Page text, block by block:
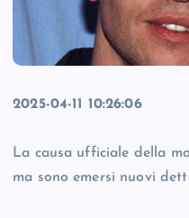
2025-04-11 10:26:06
La causa ufficiale della
ma sono emersi nuovi